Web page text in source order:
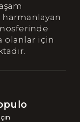
harmanlayan
olanlar için